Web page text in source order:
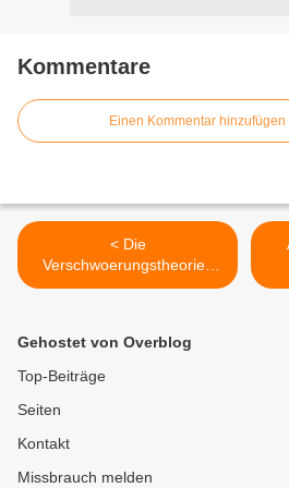
Kommentare
Einen Kommentar hinzufügen
< Die
Verschwoerungstheorien
als Ideologie
Gehostet von Overblog
Top-Beiträge
Seiten
Kontakt
Missbrauch melden